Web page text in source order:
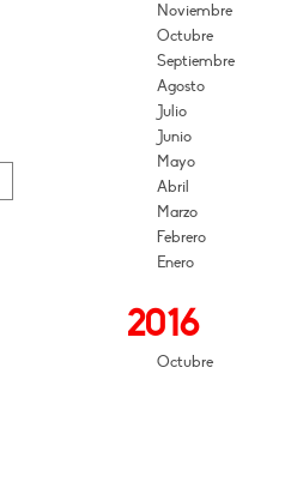
Noviembre
Octubre
Septiembre
Agosto
Julio
Junio
Mayo
Abril
Marzo
Febrero
Enero
2016
Octubre